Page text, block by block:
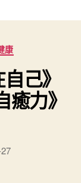
康
己》
力》